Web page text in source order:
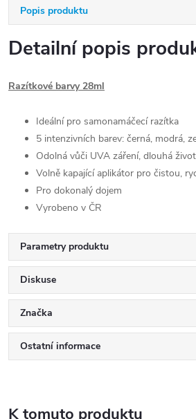
Popis produktu
Detailní popis
Razítkové barvy 28ml
Ideální pro samonamáčecí razítka
5 intenzivních barev: černá, modrá,
Odolná vůči UVA záření, dlouhá
Volně kapající aplikátor pro čistou,
Pro dokonalý dojem
Vyrobeno v ČR
Parametry produktu
Diskuse
Značka
Ostatní informace
K tomuto produktu